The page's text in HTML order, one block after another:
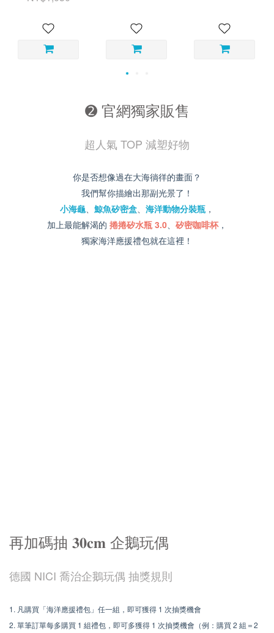
➋ 官網獨家販售
超人氣 TOP 減塑好物
你是否想像過在大海徜徉的畫面？
我們幫你描繪出那副光景了！
小海龜、 鯨魚矽密盒、 海洋動物分裝瓶 ，
加上最能解渴的 捲捲矽水瓶 3.0、 矽密咖啡杯，
獨家海洋應援禮包就在這裡！
再加碼抽 𝟑𝟎𝐜𝐦 企鵝玩偶
德國 NICI 喬治企鵝玩偶 抽獎規則
1. 凡購買「海洋應援禮包」任一組，即可獲得 1 次抽獎機會
2. 單筆訂單每多購買 1 組禮包，即可多獲得 1 次抽獎機會（例：購買 2 組＝2